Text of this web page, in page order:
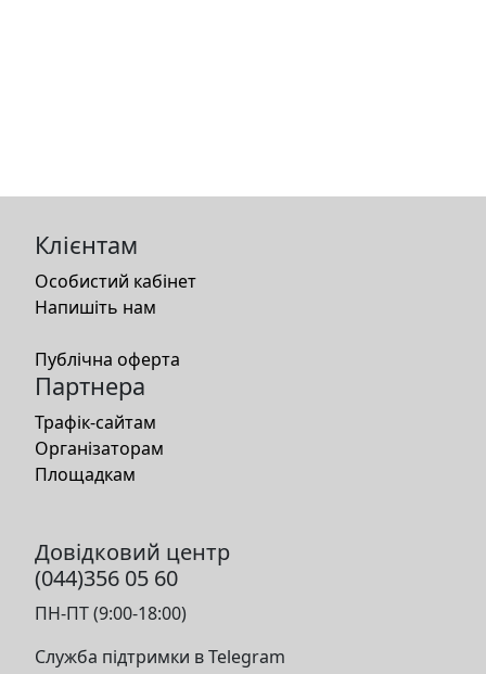
Клієнтам
Особистий кабінет
Напишіть нам
Публічна оферта
Партнера
Трафік-сайтам
Організаторам
Площадкам
Довідковий центр
(044)356 05 60
ПН-ПТ (9:00-18:00)
Служба підтримки в Telegram